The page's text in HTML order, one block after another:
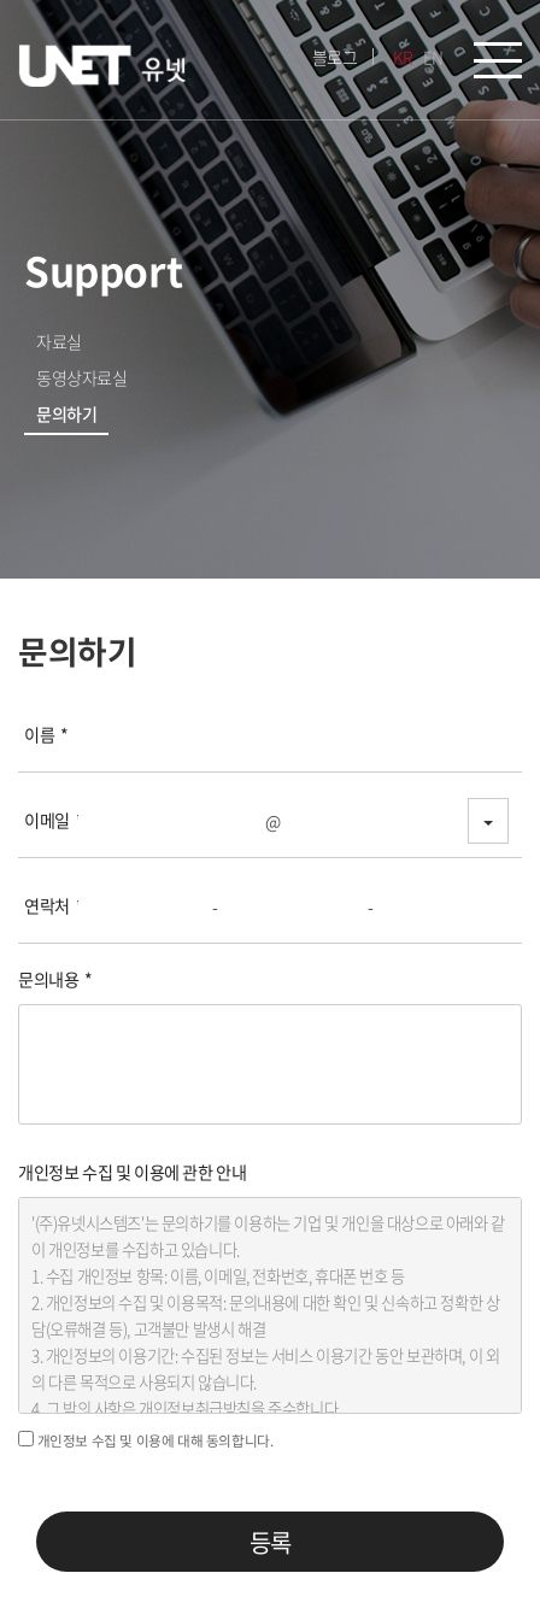
블로그 KR EN
Support
자료실
동영상자료실
문의하기
문의하기
이름 *
이메일 * @
연락처 * - -
문의내용 *
개인정보 수집 및 이용에 관한 안내
개인정보 수집 및 이용에 대해 동의합니다.
등록